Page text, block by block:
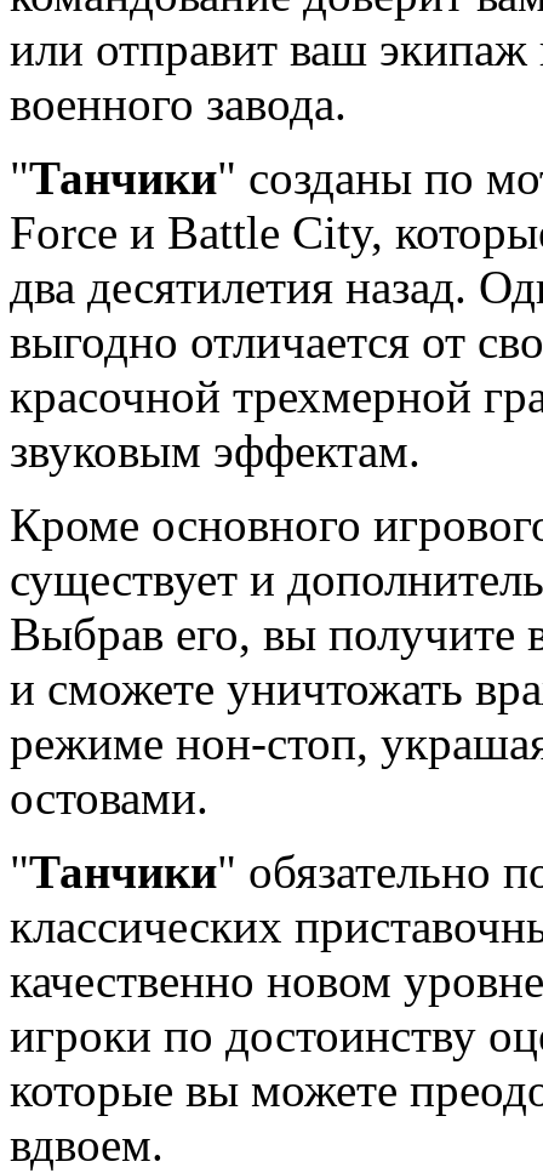
или отправит ваш экипаж
военного завода.
"Танчики" созданы по
Force и Battle City,
два десятилетия назад.
выгодно отличается от
красочной трехмерной
звуковым эффектам.
Кроме основного
существует и
Выбрав его, вы получите
и сможете уничтожать
режиме нон-стоп,
остовами.
"Танчики" обязательно
классических
качественно новом
игроки по достоинству
которые вы можете
вдвоем.